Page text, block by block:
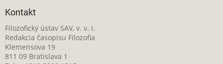
Kontakt
Filozofický ústav SAV, v. v. i.
Redakcia časopisu Filozofia
Klemensova 19
811 09 Bratislava 1